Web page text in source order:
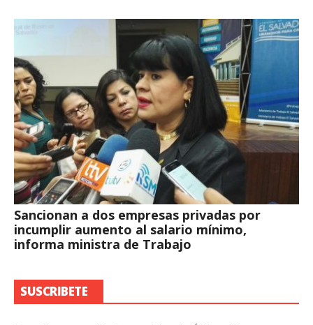
Sancionan a dos empresas privadas por
incumplir aumento al salario mínimo,
informa ministra de Trabajo
SUSCRIBETE